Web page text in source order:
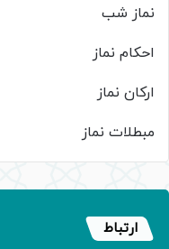
نماز شب
احکام نماز
ارکان نماز
مبطلات نماز
ارتباط